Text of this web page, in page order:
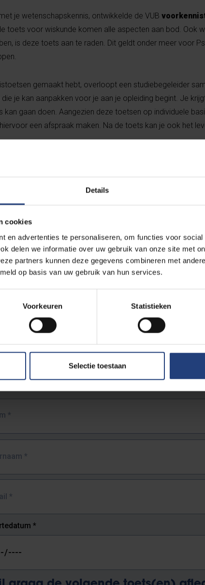
Details
cookies
en advertenties te personaliseren, om functies voor
delen we informatie over uw gebruik van onze site met
partners kunnen deze gegevens combineren met
op basis van uw gebruik van hun services.
Voorkeuren Statistieken
Selectie toestaan
je wetenschapskennis, ontwikkelde de VUB
toets voor wiskunde komen alle aspecten aan bod. Ook
is deze toets aan te raden. Dit geldt onder meer voor
gemaakt hebt, overloopt een studiebegeleider
je kan aanpakken voor je aan je opleiding begint. Je
kan gaan doen. Aangezien deze toetsen op individuele
een afspraak maken. Na de toets kan je ook het
van je kennis van het academisch Nederlands. Er
juiste register. Wil jij al eens nakijken of je goed bent
Nederlandsaf viadeze link.
*
*
*
*